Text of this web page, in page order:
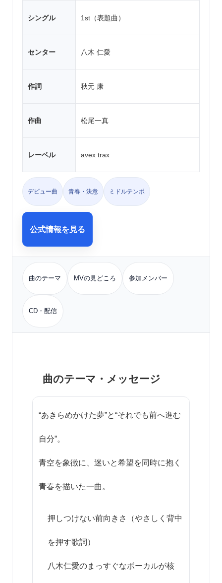
シングル 1st（表題曲）
センター 八木 仁愛
作詞 秋元 康
作曲 松尾一真
レーベル avex trax
デビュー曲 青春・決意 ミドルテンポ
公式情報を見る
曲のテーマ MVの見どころ 参加メンバー
CD・配信
曲のテーマ・メッセージ
“あきらめかけた夢”と“それでも前へ進む
自分”。
青空を象徴に、迷いと希望を同時に抱く
青春を描いた一曲。
押しつけない前向きさ（やさしく背中
を押す歌詞）
八木仁愛のまっすぐなボーカルが核